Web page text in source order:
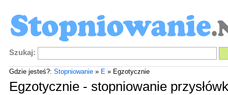
Szukaj:
Gdzie jesteś?: Stopniowanie» E» Egzotycznie
Egzotycznie - stopniowanie